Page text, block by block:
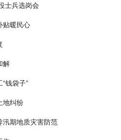
士兵选岗会
贴暖民心
解
钱袋子”
地纠纷
汛期地质灾害防范